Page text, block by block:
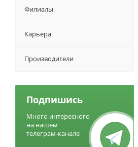
Филиалы
Карьера
Производители
Подпишись
Много интересного
на нашем
телеграм-канале